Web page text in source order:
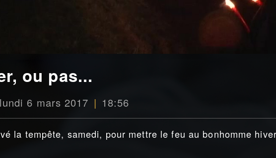
ou pas...
lundi 6 mars 2017 18:56
la tempête, samedi, pour mettre le feu au bonhomme